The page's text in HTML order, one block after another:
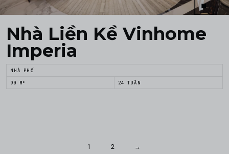
Nhà Liền Kề Vinhome
Imperia
NHÀ PHỐ
90 M² 24 TUẦN
1 2 →